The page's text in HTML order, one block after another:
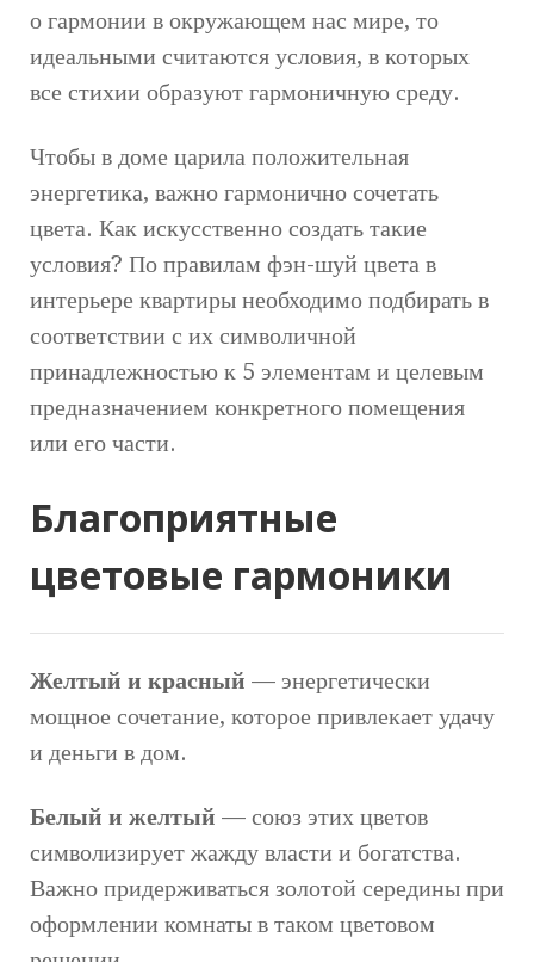
о гармонии в окружающем нас мире, то
идеальными считаются условия, в которых
все стихии образуют гармоничную среду.
Чтобы в доме царила положительная
энергетика, важно гармонично сочетать
цвета. Как искусственно создать такие
условия? По правилам фэн-шуй цвета в
интерьере квартиры необходимо подбирать в
соответствии с их символичной
принадлежностью к 5 элементам и целевым
предназначением конкретного помещения
или его части.
Благоприятные
цветовые гармоники
Желтый и красный — энергетически
мощное сочетание, которое привлекает удачу
и деньги в дом.
Белый и желтый — союз этих цветов
символизирует жажду власти и богатства.
Важно придерживаться золотой середины при
оформлении комнаты в таком цветовом